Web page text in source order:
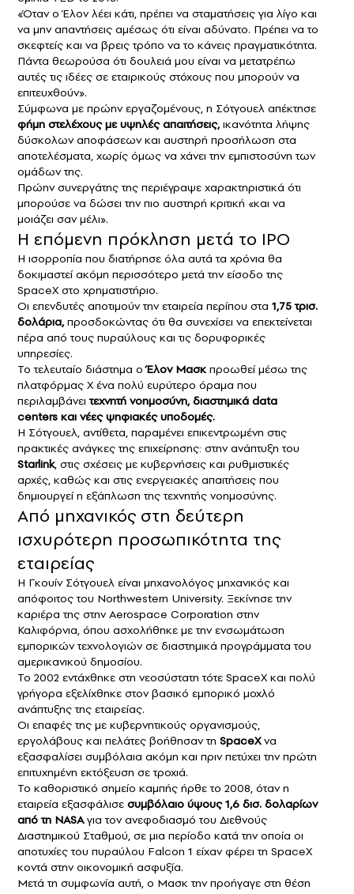
«Όταν ο Έλον λέει κάτι, πρέπει να σταματήσεις για λίγο και
να μην απαντήσεις αμέσως ότι είναι αδύνατο. Πρέπει να το
σκεφτείς και να βρεις τρόπο να το κάνεις πραγματικότητα.
Πάντα θεωρούσα ότι δουλειά μου είναι να μετατρέπω
αυτές τις ιδέες σε εταιρικούς στόχους που μπορούν να
επιτευχθούν».
Σύμφωνα με πρώην εργαζομένους, η Σότγουελ απέκτησε
φήμη στελέχους με υψηλές απαιτήσεις,ικανότητα λήψης
δύσκολων αποφάσεων και αυστηρή προσήλωση στα
αποτελέσματα, χωρίς όμως να χάνει την εμπιστοσύνη των
ομάδων της.
Πρώην συνεργάτης της περιέγραψε χαρακτηριστικά ότι
μπορούσε να δώσει την πιο αυστηρή κριτική «και να
μοιάζει σαν μέλι».
Η επόμενη πρόκληση μετά το IPO
Η ισορροπία που διατήρησε όλα αυτά τα χρόνια θα
δοκιμαστεί ακόμη περισσότερο μετά την είσοδο της
SpaceX στο χρηματιστήριο.
Οι επενδυτές αποτιμούν την εταιρεία περίπου στα 1,75 τρισ.
δολάρια,προσδοκώντας ότι θα συνεχίσει να επεκτείνεται
πέρα από τους πυραύλους και τις δορυφορικές
υπηρεσίες.
Το τελευταίο διάστημα οΈλον Μασκπροωθεί μέσω της
πλατφόρμας X ένα πολύ ευρύτερο όραμα που
περιλαμβάνει τεχνητή νοημοσύνη, διαστημικά data
centers και νέες ψηφιακές υποδομές.
Η Σότγουελ, αντίθετα, παραμένει επικεντρωμένη στις
πρακτικές ανάγκες της επιχείρησης: στην ανάπτυξη του
Starlink, στις σχέσεις με κυβερνήσεις και ρυθμιστικές
αρχές, καθώς και στις ενεργειακές απαιτήσεις που
δημιουργεί η εξάπλωση της τεχνητής νοημοσύνης.
Από μηχανικός στη δεύτερη
ισχυρότερη προσωπικότητα της
εταιρείας
Η Γκουίν Σότγουελ είναι μηχανολόγος μηχανικός και
απόφοιτος του Northwestern University. Ξεκίνησε την
καριέρα της στην Aerospace Corporation στην
Καλιφόρνια, όπου ασχολήθηκε με την ενσωμάτωση
εμπορικών τεχνολογιών σε διαστημικά προγράμματα του
αμερικανικού δημοσίου.
Το 2002 εντάχθηκε στη νεοσύστατη τότε SpaceX και πολύ
γρήγορα εξελίχθηκε στον βασικό εμπορικό μοχλό
ανάπτυξης της εταιρείας.
Οι επαφές της με κυβερνητικούς οργανισμούς,
εργολάβους και πελάτες βοήθησαν τη SpaceX να
εξασφαλίσει συμβόλαια ακόμη και πριν πετύχει την πρώτη
επιτυχημένη εκτόξευση σε τροχιά.
Το καθοριστικό σημείο καμπής ήρθε το 2008, όταν η
εταιρεία εξασφάλισε συμβόλαιο ύψους 1,6 δισ. δολαρίων
από τη NASAγια τον ανεφοδιασμό του Διεθνούς
Διαστημικού Σταθμού, σε μια περίοδο κατά την οποία οι
αποτυχίες του πυραύλου Falcon 1 είχαν φέρει τη SpaceX
κοντά στην οικονομική ασφυξία.
Μετά τη συμφωνία αυτή, ο Μασκ την προήγαγε στη θέση